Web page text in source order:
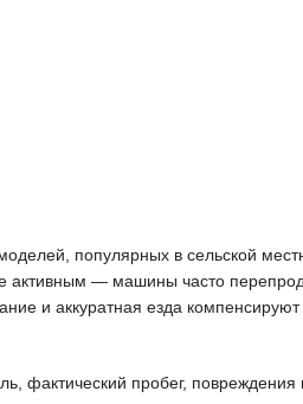
популярных в сельской
активным — машины часто
и аккуратная езда
фактический пробег, повреждения